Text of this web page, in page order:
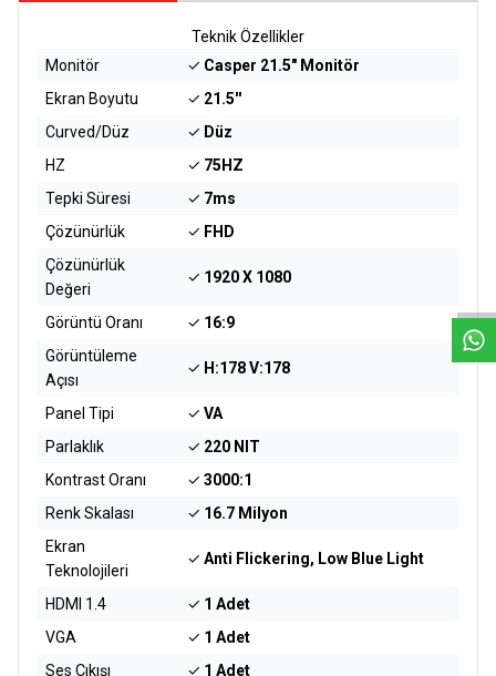
Teknik Özellikler
Monitör
✓ Casper 21.5" Monitör
Ekran Boyutu
✓ 21.5''
Curved/Düz
✓ Düz
HZ
✓ 75HZ
Tepki Süresi
✓ 7ms
Çözünürlük
✓ FHD
Çözünürlük
Değeri
✓ 1920 X 1080
Görüntü Oranı ✓ 16:9
Görüntüleme
Açısı
✓ H:178 V:178
Panel Tipi ✓ VA
Parlaklık
✓ 220 NIT
Kontrast Oranı
✓ 3000:1
Renk Skalası
✓ 16.7 Milyon
Ekran
Teknolojileri
✓ Anti Flickering, Low Blue Light
HDMI 1.4 ✓ 1 Adet
VGA
✓ 1 Adet
Ses Çıkışı
✓ 1 Adet